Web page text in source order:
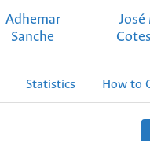
Adhemar
Sanche
Statistics How to